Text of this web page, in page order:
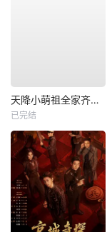
天降小萌祖全家齐齐宠
已完结